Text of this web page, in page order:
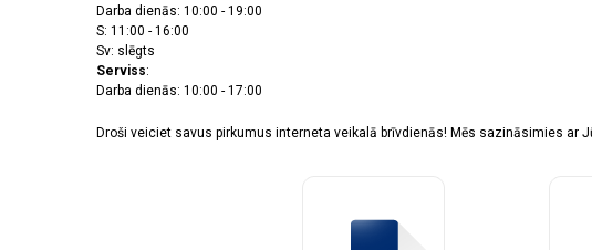
Darba dienās: 10:00 - 19:00
S: 11:00 - 16:00
Sv: slēgts
Serviss:
Darba dienās: 10:00 - 17:00
Droši veiciet savus pirkumus interneta veikalā brīvdienās! Mēs sazināsimies ar